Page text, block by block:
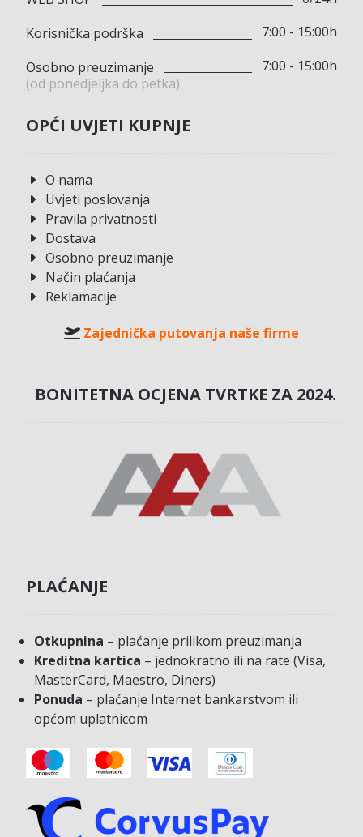
Korisnička podrška
7:00 - 15:00h
Osobno preuzimanje
(od ponedjeljka do petka)
7:00 - 15:00h
OPĆI UVJETI KUPNJE
O nama
Uvjeti poslovanja
Pravila privatnosti
Dostava
Osobno preuzimanje
Način plaćanja
Reklamacije
Zajednička putovanja naše firme
BONITETNA OCJENA TVRTKE ZA 2024.
PLAĆANJE
Otkupnina – plaćanje prilikom preuzimanja
Kreditna kartica – jednokratno ili na rate (Visa,
MasterCard, Maestro, Diners)
Ponuda – plaćanje Internet bankarstvom ili
općom uplatnicom